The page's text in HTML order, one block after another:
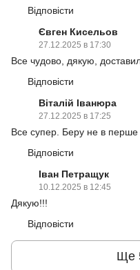
Відповісти
Євген Кисельов
27.12.2025 в 17:30
Все чудово, дякую,
Відповісти
Віталій Іванюра
27.12.2025 в 17:25
Все супер. Беру не в перше
Відповісти
Іван Петращук
10.12.2025 в 12:45
Дякую!!!
Відповісти
Ще